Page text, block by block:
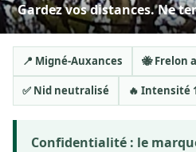
Gardez vos distances. Ne
📍 Migné-Auxances 🐝 Frelon
✅ Nid neutralisé 🔥 Intensité
Confidentialité : le